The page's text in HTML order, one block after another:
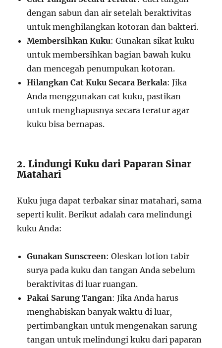
dengan sabun dan air setelah beraktivitas
untuk menghilangkan kotoran dan bakteri.
Membersihkan Kuku: Gunakan sikat kuku
untuk membersihkan bagian bawah kuku
dan mencegah penumpukan kotoran.
Hilangkan Cat Kuku Secara Berkala: Jika
Anda menggunakan cat kuku, pastikan
untuk menghapusnya secara teratur agar
kuku bisa bernapas.
2. Lindungi Kuku dari Paparan Sinar
Matahari
Kuku juga dapat terbakar sinar matahari, sama
seperti kulit. Berikut adalah cara melindungi
kuku Anda:
Gunakan Sunscreen: Oleskan lotion tabir
surya pada kuku dan tangan Anda sebelum
beraktivitas di luar ruangan.
Pakai Sarung Tangan: Jika Anda harus
menghabiskan banyak waktu di luar,
pertimbangkan untuk mengenakan sarung
tangan untuk melindungi kuku dari paparan